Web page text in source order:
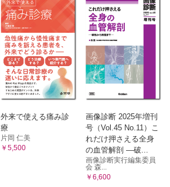
外来で使える痛み診
療
片岡 仁美
￥5,500
画像診断 2025年増刊
号（Vol.45 No.11）こ
れだけ押さえる全身
の血管解剖 ―破...
画像診断実行編集委員
会 森...
￥6,600